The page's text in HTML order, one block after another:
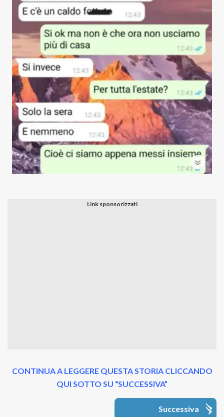
CONTINUA A LEGGERE QUESTA STORIA CLICCANDO
QUI SOTTO SU “SUCCESSIVA”
Successiva